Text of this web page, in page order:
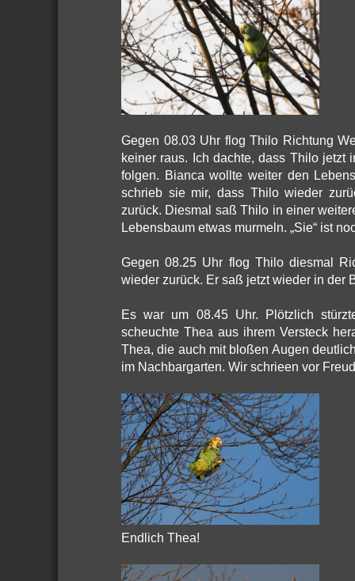
Gegen 08.03 Uhr flog Thilo Richtung
keiner raus. Ich dachte, dass Thilo jetzt
folgen. Bianca wollte weiter den
schrieb sie mir, dass Thilo wieder
zurück. Diesmal saß Thilo in einer
Lebensbaum etwas murmeln. „Sie“ ist
Gegen 08.25 Uhr flog Thilo diesmal
wieder zurück. Er saß jetzt wieder in der
Es war um 08.45 Uhr. Plötzlich
scheuchte Thea aus ihrem Versteck
Thea, die auch mit bloßen Augen
im Nachbargarten. Wir schrieen vor
Endlich Thea!